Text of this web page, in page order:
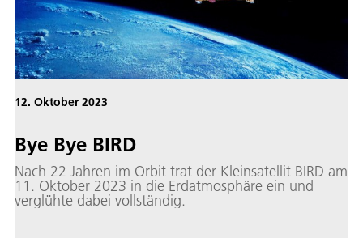
12. Oktober 2023
Bye Bye BIRD
Nach 22 Jahren im Orbit trat der Kleinsatellit BIRD am
11. Oktober 2023 in die Erdatmosphäre ein und
verglühte dabei vollständig.